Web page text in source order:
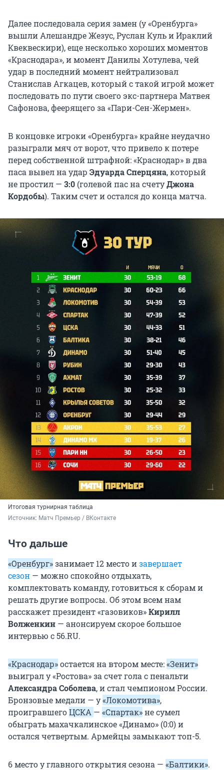
Далее последовала серия замен (у «Оренбурга»
вышли Алешандре Жезус, Руслан Куль и Ираклий
Квеквескири), еще несколько хороших моментов
«Краснодара», и момент Данилы Хотулева, чей
удар в последний момент нейтрализовал
Станислав Агкацев, который с такой игрой может
последовать по пути своего экс-партнера Матвея
Сафонова, феерящего за «Пари-Сен-Жермен».
В концовке игроки «Оренбурга» крайне неудачно
разыграли мяч от ворот, что привело к потере
перед собственной штрафной: «Краснодар» в два
паса вывел на удар Эдуарда Сперцяна, который
не простил — 3:0 (голевой пас на счетуДжона
Кордобы). Таким счет и остался до конца матча.
Итоговая турнирная таблица
Источник: Матч Премьер / ВКонтакте
Что дальше
«Оренбург»занимает 12 место изавершает
сезон — можно спокойно отдыхать,
комплектовать команду, готовиться к сборам и
решать другие вопросы. Об этом всем нам
расскажет президент «газовиков»Кирилл
Волженкин — анонсируем скорое большое
интервью с 56.RU.
«Краснодар»остается на втором месте:«Зенит»
выиграл у «Ростова» за счет гола с пенальти
Александра Соболева, и стал чемпионом России.
Бронзовые медали — у«Локомотива»,
проигравшегоЦСКА — «Спартак»не сумел
обыграть махачкалинское «Динамо» (0:0) и
остался четвертым. Армейцы замыкают топ-5.
6 место у главного открытия сезона — «Балтики».